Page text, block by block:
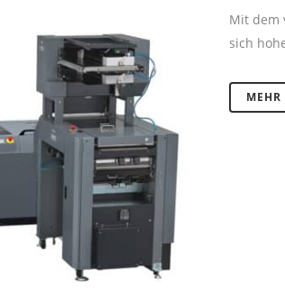
Mit dem
sich
MEHR